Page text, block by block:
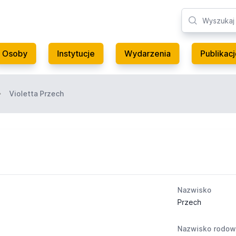
Osoby Instytucje Wydarzenia
Violetta Przech
Nazwisko
Przech
Nazwisko